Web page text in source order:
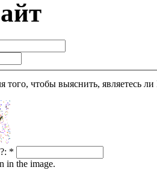
являетесь ли Вы человеком или представляете из себя робота
*
in the image.